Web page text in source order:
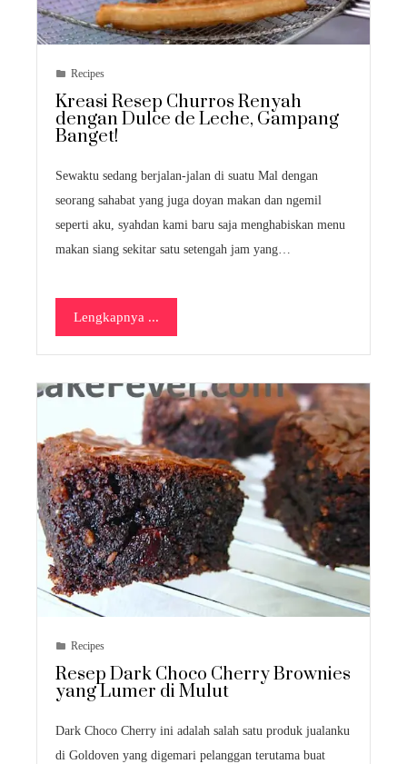
Recipes
Kreasi Resep Churros Renyah
dengan Dulce de Leche, Gampang
Banget!
Sewaktu sedang berjalan-jalan di suatu Mal dengan
seorang sahabat yang juga doyan makan dan ngemil
seperti aku, syahdan kami baru saja menghabiskan menu
makan siang sekitar satu setengah jam yang…
Lengkapnya ...
Recipes
Resep Dark Choco Cherry Brownies
yang Lumer di Mulut
Dark Choco Cherry ini adalah salah satu produk jualanku
di Goldoven yang digemari pelanggan terutama buat